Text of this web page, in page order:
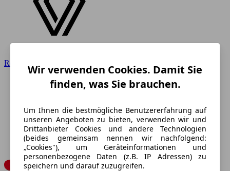
Wir verwenden Cookies. Damit Sie
finden, was Sie brauchen.
Um Ihnen die bestmögliche Benutzererfahrung auf
unseren Angeboten zu bieten, verwenden wir und
Drittanbieter Cookies und andere Technologien
(beides gemeinsam nennen wir nachfolgend:
„Cookies"), um Geräteinformationen und
personenbezogene Daten (z.B. IP Adressen) zu
speichern und darauf zuzugreifen.
Renault